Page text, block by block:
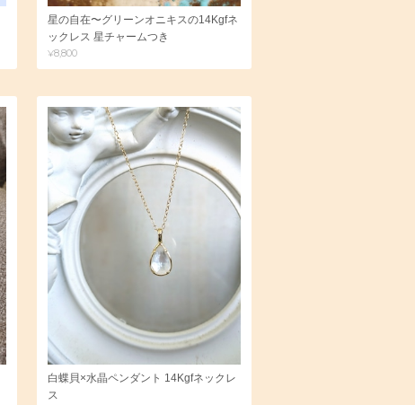
星の自在〜グリーンオニキスの14Kgfネ
ックレス 星チャームつき
¥8,800
白蝶貝×水晶ペンダント 14Kgfネックレ
ス